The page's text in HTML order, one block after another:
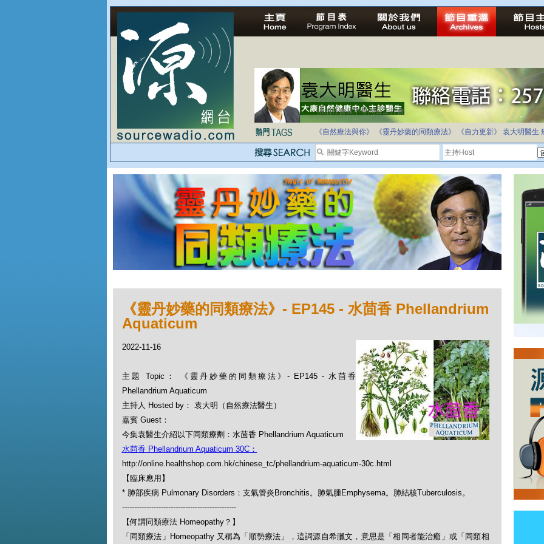
法治社會並不等同公正社會
自家教育合法化-推動多元化教育，全民學卷制
《自然療法與你》 《靈丹妙藥的同類療法》 《自力更新》 袁大明醫生
《靈丹妙藥的同類療法》- EP145 - 水茴香 Phellandrium
Aquaticum
2022-11-16
主題 Topic： 《靈丹妙藥的同類療法》- EP145 - 水茴香
Phellandrium Aquaticum
主持人 Hosted by： 袁大明（自然療法醫生）
嘉賓 Guest：
今集袁醫生介紹以下同類療劑：水茴香 Phellandrium Aquaticum
水茴香 Phellandrium Aquaticum 30C：
http://online.healthshop.com.hk/chinese_tc/phellandrium-aquaticum-30c.html
【臨床應用】
* 肺部疾病 Pulmonary Disorders：支氣管炎Bronchitis。肺氣腫Emphysema。肺結核Tuberculosis。
-----------------------------------------------
【何謂同類療法 Homeopathy？】
「同類療法」Homeopathy 又稱為「順勢療法」，這詞源自希臘文，意思是「相同者能治癒」或「同類相